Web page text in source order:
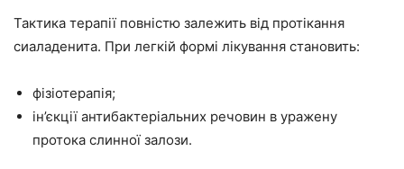
Тактика терапії повністю залежить від протікання
сиаладенита. При легкій формі лікування становить:
фізіотерапія;
ін’єкції антибактеріальних речовин в уражену
протока слинної залози.